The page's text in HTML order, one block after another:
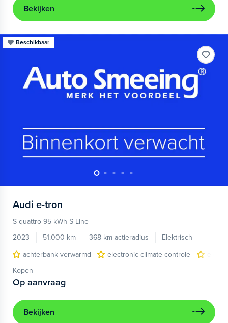
Bekijken
Beschikbaar
Audi e-tron
S quattro 95 kWh S-Line
2023
51.000 km 368 km actieradius
Elektrisch
achterbank verwarmd
electronic climate controle
Kopen
Op aanvraag
Bekijken